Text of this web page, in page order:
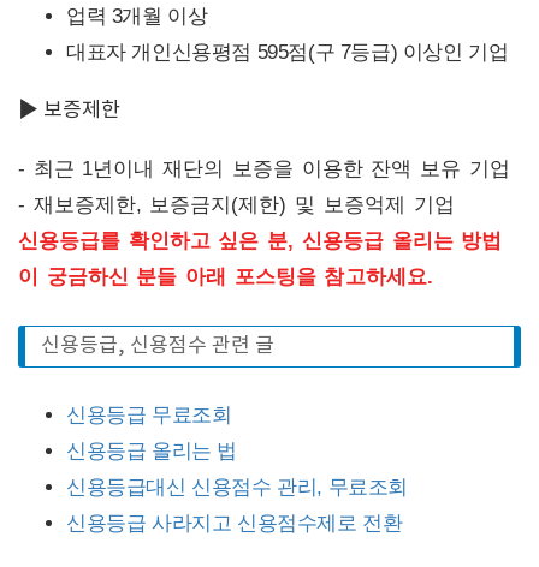
업력 3개월 이상
대표자 개인신용평점 595점(구 7등급) 이상인 기업
▶ 보증제한
- 최근 1년이내 재단의 보증을 이용한 잔액 보유 기업
- 재보증제한, 보증금지(제한) 및 보증억제 기업
신용등급를 확인하고 싶은 분, 신용등급 올리는 방법
이 궁금하신 분들 아래 포스팅을 참고하세요.
신용등급, 신용점수 관련 글
신용등급 무료조회
신용등급 올리는 법
신용등급대신 신용점수 관리, 무료조회
신용등급 사라지고 신용점수제로 전환